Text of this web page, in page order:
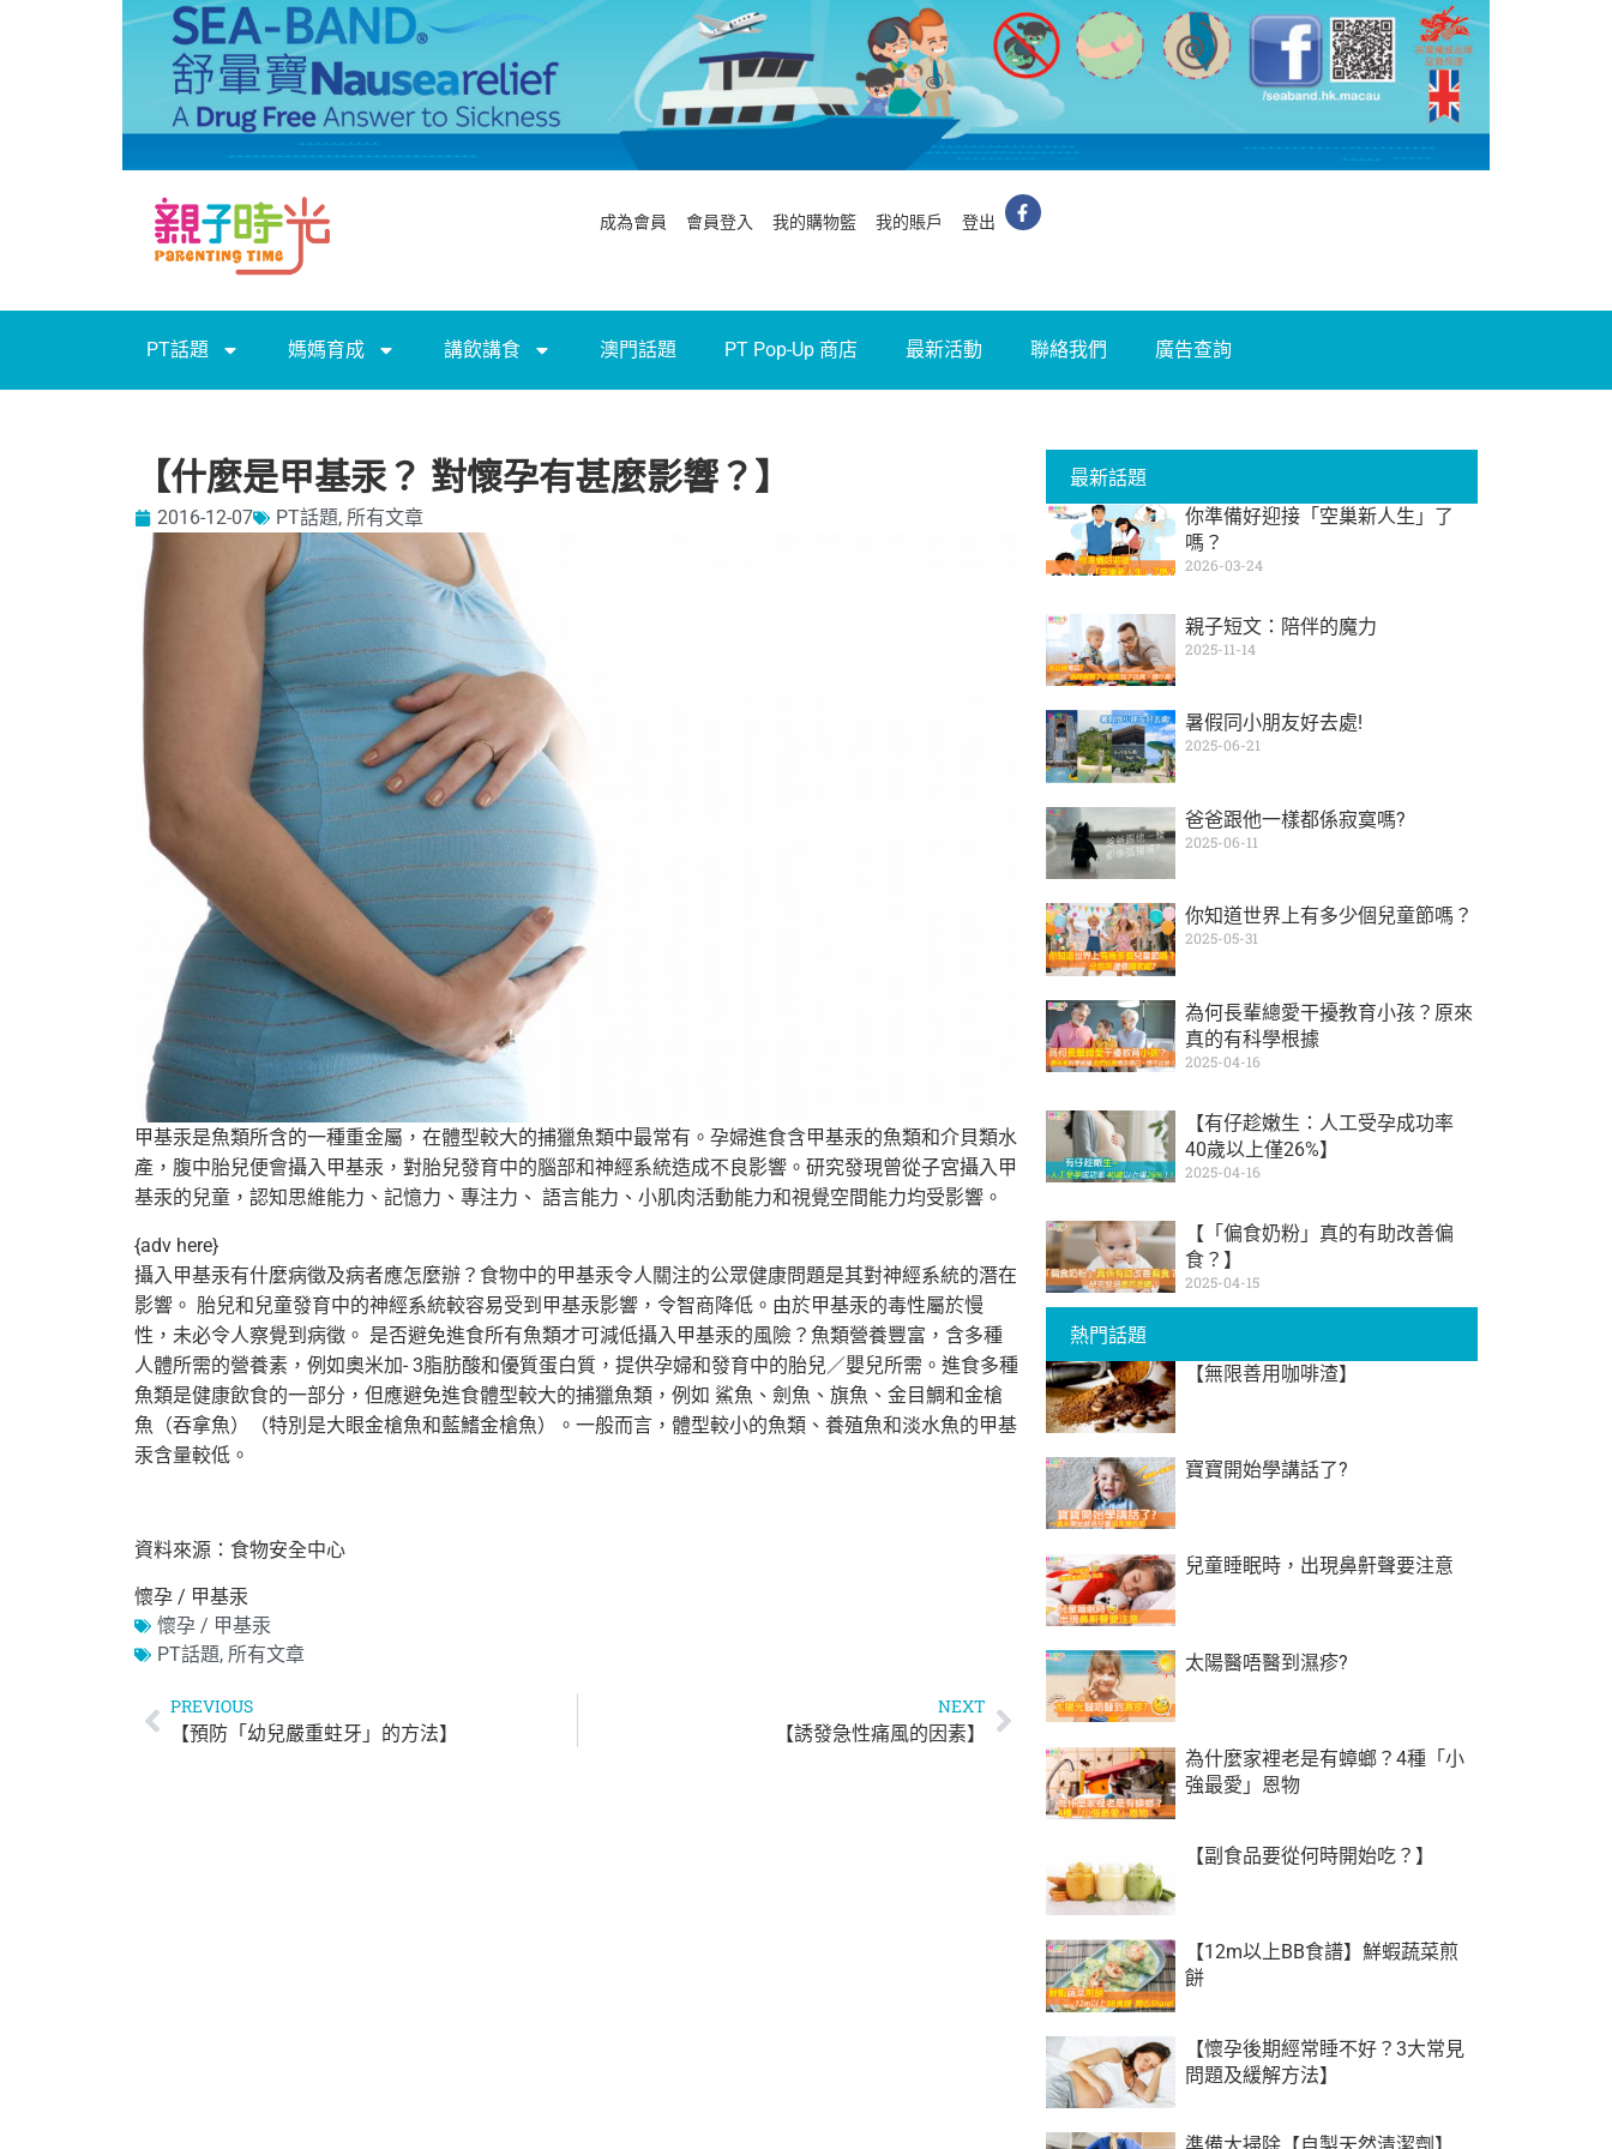
成為會員 會員登入 我的購物籃 我的賬戶 登出
PT話題 媽媽育成 講飲講食 澳門話題 PT Pop-Up 商店 最新活動 聯絡我們 廣告查詢
【什麼是甲基汞？ 對懷孕有甚麼影響？】
2016-12-07 PT話題, 所有文章
甲基汞是魚類所含的一種重金屬，在體型較大的捕獵魚類中最常有。 孕婦進食含甲基汞的魚類和介貝類水
產，腹中胎兒便會攝入甲基汞，對胎兒發育中的腦部和神經系統造成不良影響。研究發現曾從子宮攝入甲
基汞的兒童，認知思維能力、記憶力、專注力、 語言能力、小肌肉活動能力和視覺空間能力均受影響。
{adv here}
攝入甲基汞有什麼病徵及病者應怎麼辦？ 食物中的甲基汞令人關注的公眾健康問題是其對神經系統的潛在
影響 。 胎兒和兒童發育中的神經系統較容易受到甲基汞影響，令智商降低。 由於甲基汞的毒性屬於慢
性，未必令人察覺到病徵。 是否避免進食所有魚類才可減低攝入甲基汞的風險？魚類營養豐富， 含多種
人體所需的營養素，例如奧米加- 3脂肪酸和優質蛋白質，提供孕婦和發育中的胎兒／嬰兒所需。 進食多種
魚類是健康飲食的一部分， 但應避免進食體型較大的捕獵魚類，例如 鯊魚、劍魚、旗魚、金目鯛和金槍
魚（吞拿魚）（特別是大眼金槍魚和藍鰭金槍魚）。一般而言，體型較小的魚類、 養殖魚和淡水魚的甲基
汞含量較低。
資料來源：食物安全中心
懷孕 / 甲基汞
懷孕 / 甲基汞
PT話題, 所有文章
PREVIOUS
【預防「幼兒嚴重蛀牙」的方法】
NEXT
【誘發急性痛風的因素】
最新話題
你準備好迎接「空巢新人生」了
嗎？
2026-03-24
親子短文：陪伴的魔力
2025-11-14
暑假同小朋友好去處!
2025-06-21
爸爸跟他一樣都係寂寞嗎?
2025-06-11
你知道世界上有多少個兒童節嗎？
2025-05-31
為何長輩總愛干擾教育小孩？原來
真的有科學根據
2025-04-16
【有仔趁嫩生：人工受孕成功率
40歲以上僅26%】
2025-04-16
【「偏食奶粉」真的有助改善偏
食？】
2025-04-15
熱門話題
【無限善用咖啡渣】
寶寶開始學講話了?
兒童睡眠時，出現鼻鼾聲要注意
太陽醫唔醫到濕疹?
為什麼家裡老是有蟑螂？4種「小
強最愛」恩物
【副食品要從何時開始吃？】
【12m以上BB食譜】鮮蝦蔬菜煎
餅
【懷孕後期經常睡不好？3大常見
問題及緩解方法】